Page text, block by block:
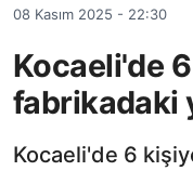
08 Kasım 2025 - 22:30
Kocaeli'de
fabrikadaki
Kocaeli'de 6